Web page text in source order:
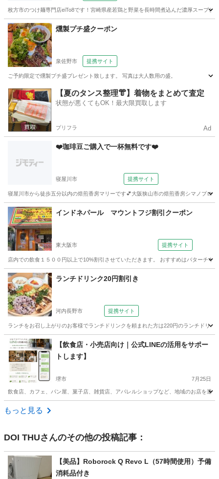
枚方市のつけ麺専門店eiTo8です！宮崎県産若鶏と野菜を長時間煮込んだ濃厚スープ
大阪 枚方市 ラーメン
燻製プチ盛クーポン
泉佐野市 提携サイト
ご予約限定で燻製プチ盛プレゼント致します。 写真は大人数用の盛。
大阪 泉佐野市 居酒屋
【夏のタンス整理👘】着物をまとめて査定
状態が悪くてもOK！最大限買取します
プリフラ Ad
❤️珈琲豆ご購入で一杯無料です❤️
寝屋川市 提携サイト
寝屋川市から徒歩五分以内の焙煎香房マリーです💕大阪狭山市の焙煎香房シマノプロ
大阪 寝屋川市 カフェ
インドネパール マウントフジ割引クーポン
東大阪市 提携サイト
店内での飲食１５００円以上で10%割引させていただきます。 おすすめはバターチ
大阪 東大阪市 カレー
ランチドリンク20円割引き
河内長野市 提携サイト
ランチをお召し上がりのお客様でランチドリンクを頼まれた方は220円のランチドリン
大阪 河内長野市 洋食
【飲食店・小売店向け｜公式LINEの活用をサポー
トします】
堺市 7月25日
飲食店、カフェ、パン屋、菓子店、雑貨店、アパレルショップなど、地域のお店を運
大阪 堺市
もっと見る
DOI THUさんのその他の投稿記事：
【美品】Roborock Q Revo L（57時間使用）予備
消耗品付き